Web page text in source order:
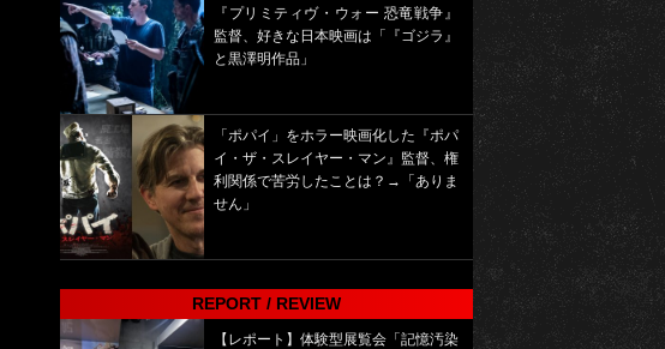
『プリミティヴ・ウォー 恐竜戦争』
監督、好きな日本映画は「『ゴジラ』
と黒澤明作品」
「ポパイ」をホラー映画化した『ポパ
イ・ザ・スレイヤー・マン』監督、権
利関係で苦労したことは？→「ありま
せん」
REPORT / REVIEW
【レポート】体験型展覧会「記憶汚染